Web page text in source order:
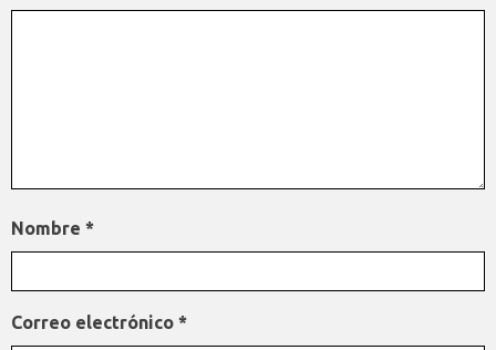
Nombre *
Correo electrónico *